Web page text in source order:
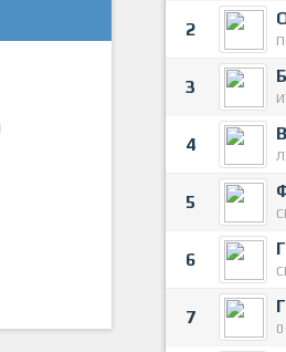
2
3
4
5
6
7
0